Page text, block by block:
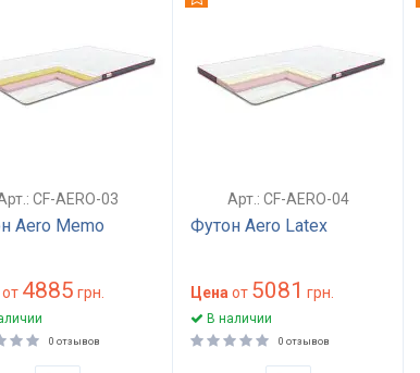
CF-AERO-03
Aero Memo
от 4885 грн.
0 отзывов
Арт.: CF-AERO-04
Футон Aero Latex
Цена от 5081 грн.
В наличии
0 отзывов